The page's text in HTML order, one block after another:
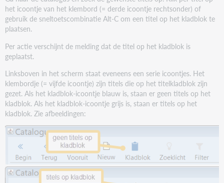
het icoontje van het klembord (= derde icoontje rechtsonder) of
gebruik de sneltoetscombinatie Alt-C om een titel op het kladblok te
plaatsen.
Per actie verschijnt de melding dat de titel op het kladblok is
geplaatst.
Linksboven in het scherm staat eveneens een serie icoontjes. Het
klembordje (= vijfde icoontje) zijn titels die op het titelkladblok zijn
gezet. Als het kladblok-icoontje blauw is, staan er geen titels op het
kladblok. Als het kladblok-icoontje grijs is, staan er titels op het
kladblok. Zie afbeeldingen: